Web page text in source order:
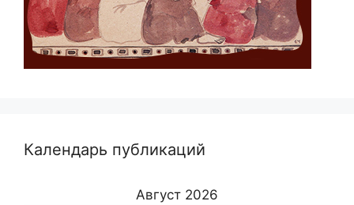
Календарь публикаций
Август 2026